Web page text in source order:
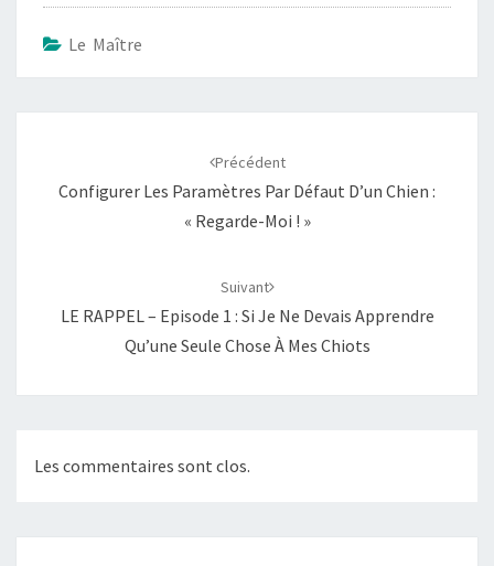
Le Maître
Précédent
Configurer Les Paramètres Par Défaut D’un Chien :
« Regarde-Moi ! »
Suivant
LE RAPPEL – Episode 1 : Si Je Ne Devais Apprendre
Qu’une Seule Chose À Mes Chiots
Les commentaires sont clos.